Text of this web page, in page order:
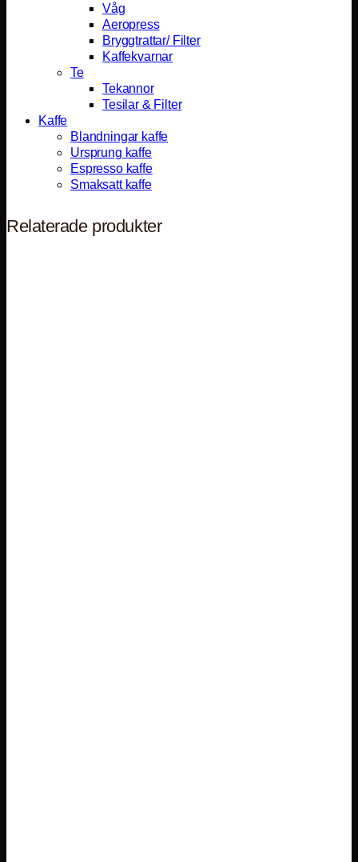
Våg
Aeropress
Bryggtrattar/ Filter
Kaffekvarnar
Te
Tekannor
Tesilar & Filter
Kaffe
Blandningar kaffe
Ursprung kaffe
Espresso kaffe
Smaksatt kaffe
Relaterade produkter